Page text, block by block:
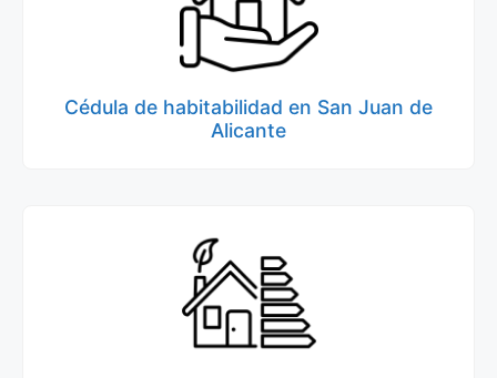
Cédula de habitabilidad en San Juan de
Alicante